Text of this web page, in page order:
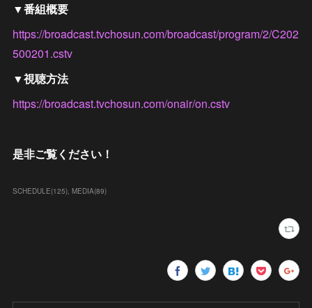
▼番組概要
https://broadcast.tvchosun.com/broadcast/program/2/C202
500201.cstv
▼視聴方法
https://broadcast.tvchosun.com/onair/on.cstv
是非ご覧ください！
SCHEDULE(125) MEDIA(89)